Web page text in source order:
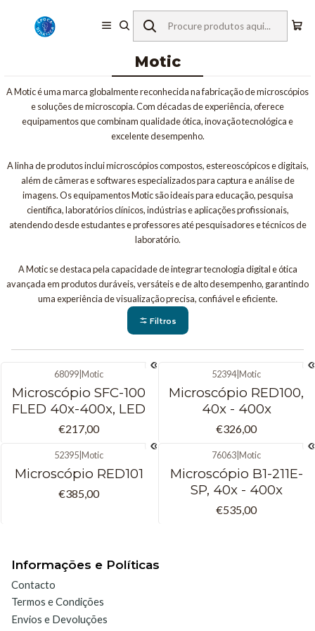
Início Equipamentos de Laboratório
Microscopia
Microscópios Monoculares
Motic
Motic
A Motic é uma marca globalmente reconhecida na fabricação de microscópios
e soluções de microscopia. Com décadas de experiência, oferece
equipamentos que combinam qualidade ótica, inovação tecnológica e
excelente desempenho.
A linha de produtos inclui microscópios compostos, estereoscópicos e digitais,
além de câmeras e softwares especializados para captura e análise de
imagens. Os equipamentos Motic são ideais para educação, pesquisa
científica, laboratórios clínicos, indústrias e aplicações profissionais,
atendendo desde estudantes e professores até pesquisadores e técnicos de
laboratório.
A Motic se destaca pela capacidade de integrar tecnologia digital e ótica
avançada em produtos duráveis, versáteis e de alto desempenho, garantindo
uma experiência de visualização precisa, confiável e eficiente.
Filtros
68099 Motic
Microscópio SFC-100
FLED 40x-400x, LED
€217,00
52394|Motic
Microscópio RED100,
40x - 400x
€326,00
52395 Motic
Microscópio RED101
€385,00
76063 Motic
Microscópio B1-211E-
SP, 40x - 400x
€535,00
Informações e Políticas
Contacto
Termos e Condições
Envios e Devoluções